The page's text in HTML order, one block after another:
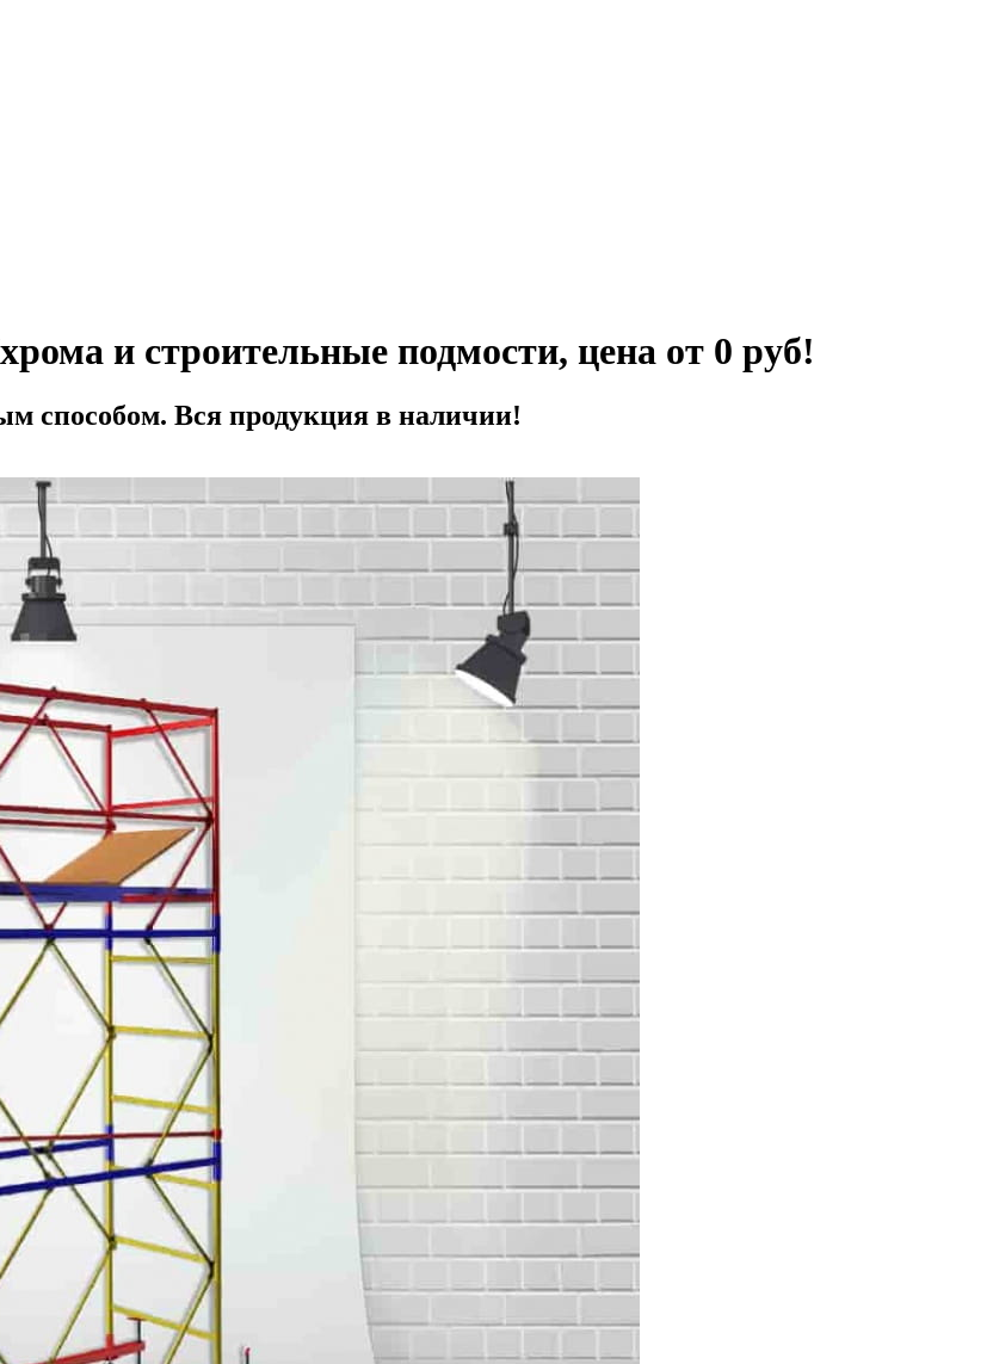
и строительные подмости, цена от 0 руб!
способом. Вся продукция в наличии!